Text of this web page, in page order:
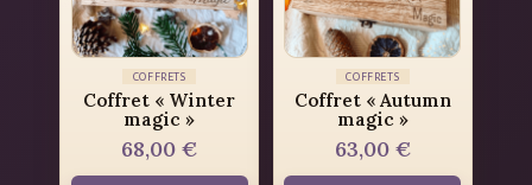
COFFRETS
Coffret « Winter
magic »
68,00€
COFFRETS
Coffret « Autumn
magic »
63,00 €